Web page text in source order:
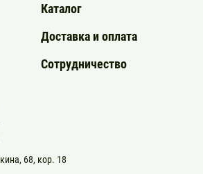
Каталог
Доставка и оплата
Сотрудничество
68, кор. 18